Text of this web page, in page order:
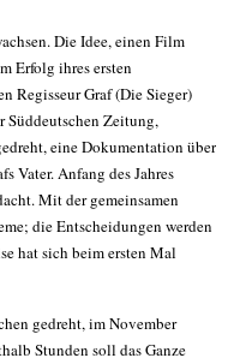
Die Idee, einen Film
Erfolg ihres ersten
Regisseur Graf (Die Sieger)
Zeitung,
eine Dokumentation über
Vater. Anfang des Jahres
Mit der gemeinsamen
die Entscheidungen werden
hat sich beim ersten Mal
gedreht, im November
Stunden soll das Ganze